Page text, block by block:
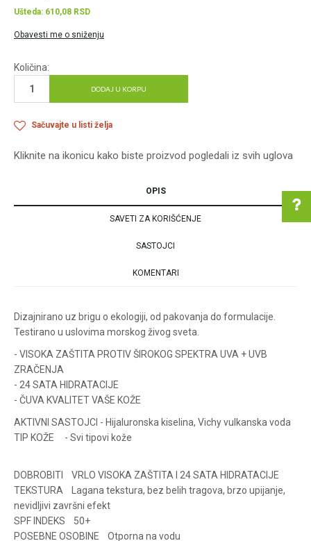
Ušteda: 610,08 RSD
Obavesti me o sniženju
Količina:
DODAJ U KORPU
Sačuvajte u listi želja
Kliknite na ikonicu kako biste proizvod pogledali iz svih uglova
Za više informacija u
vezi online porudžbine
pišite nam:
Svakog radnog dana od
08h do 16h
OPIS
SAVETI ZA KORIŠĆENJE
SASTOJCI
KOMENTARI
Dizajnirano uz brigu o ekologiji, od pakovanja do formulacije.
Testirano u uslovima morskog živog sveta.
- VISOKA ZAŠTITA PROTIV ŠIROKOG SPEKTRA UVA + UVB
ZRAČENJA
- 24 SATA HIDRATACIJE
- ČUVA KVALITET VAŠE KOŽE
AKTIVNI SASTOJCI - Hijaluronska kiselina, Vichy vulkanska voda
TIP KOŽE - Svi tipovi kože
DOBROBITI VRLO VISOKA ZAŠTITA I 24 SATA HIDRATACIJE
TEKSTURA Lagana tekstura, bez belih tragova, brzo upijanje,
nevidljivi završni efekt
SPF INDEKS 50+
POSEBNE OSOBINE Otporna na vodu